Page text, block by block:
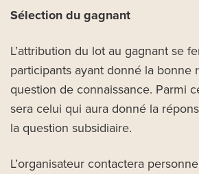
Sélection du gagnant
L’attribution du lot au gagnant se
participants ayant donné la bonne
question de connaissance. Parmi
sera celui qui aura donné la
la question subsidiaire.
L’organisateur contactera